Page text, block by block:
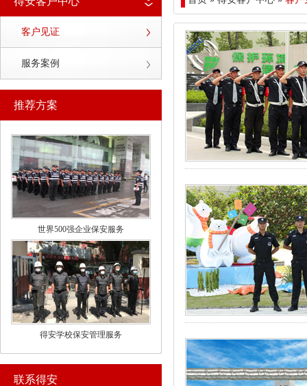
客户见证
服务案例
推荐方案
世界500强企业保安服务
得安学校保安管理服务
联系得安